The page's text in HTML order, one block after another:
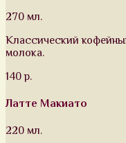
270 мл.
Классический
молока.
140 р.
Латте Макиато
220 мл.